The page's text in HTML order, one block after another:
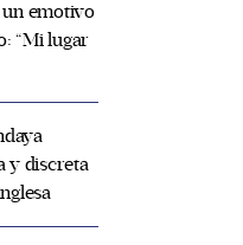
emotivo
“Mi lugar
y discreta